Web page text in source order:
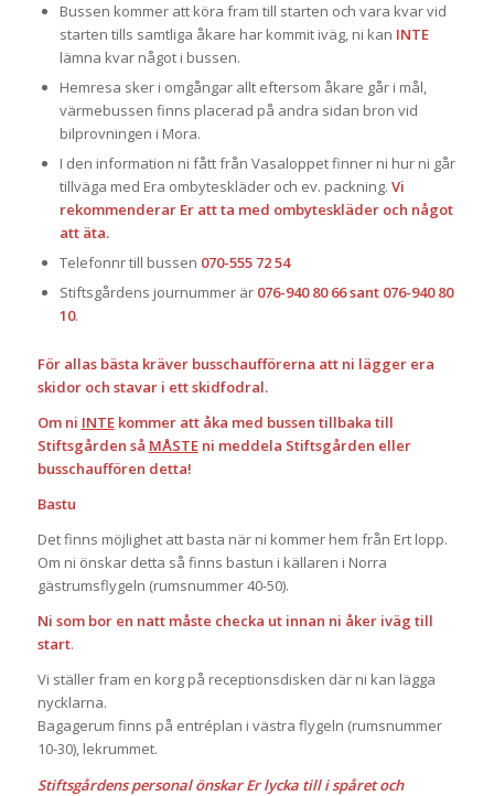
Bussen kommer att köra fram till starten och vara kvar vid
starten tills samtliga åkare har kommit iväg, ni kan INTE
lämna kvar något i bussen.
Hemresa sker i omgångar allt eftersom åkare går i mål,
värmebussen finns placerad på andra sidan bron vid
bilprovningen i Mora.
I den information ni fått från Vasaloppet finner ni hur ni går
tillväga med Era ombyteskläder och ev. packning. Vi
rekommenderar Er att ta med ombyteskläder och något
att äta.
Telefonnr till bussen 070-555 72 54
Stiftsgårdens journummer är 076-940 80 66 sant 076-940 80
10.
För allas bästa kräver busschaufförerna att ni lägger era
skidor och stavar i ett skidfodral.
Om ni INTEkommer att åka med bussen tillbaka till
Stiftsgården så MÅSTEni meddela Stiftsgården eller
busschauffören detta!
Bastu
Det finns möjlighet att basta när ni kommer hem från Ert lopp.
Om ni önskar detta så finns bastun i källaren i Norra
gästrumsflygeln (rumsnummer 40-50).
Ni som bor en natt måste checka ut innan ni åker iväg till
start.
Vi ställer fram en korg på receptionsdisken där ni kan lägga
nycklarna.
Bagagerum finns på entréplan i västra flygeln (rumsnummer
10-30), lekrummet.
Stiftsgårdens personal önskar Er lycka till i spåret och